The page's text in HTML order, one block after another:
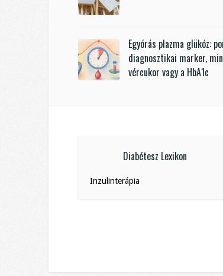
Egyórás plazma glükóz:
diagnosztikai marker,
vércukor vagy a HbA1c
Diabétesz Lexikon
Inzulinterápia